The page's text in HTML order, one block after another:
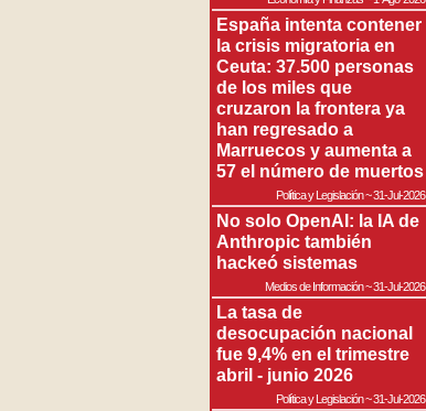
España intenta contener
la crisis migratoria en
Ceuta: 37.500 personas
de los miles que
cruzaron la frontera ya
han regresado a
Marruecos y aumenta a
57 el número de muertos
Política y Legislación~31-Jul-2026
No solo OpenAI: la IA de
Anthropic también
hackeó sistemas
Medios de Información~31-Jul-2026
La tasa de
desocupación nacional
fue 9,4% en el trimestre
abril - junio 2026
Política y Legislación~31-Jul-2026